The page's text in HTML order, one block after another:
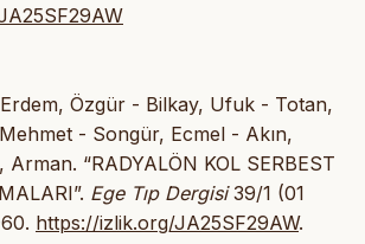
Özgür - Bilkay, Ufuk - Totan,
- Songür, Ecmel - Akın,
Arman. “RADYALÖN KOL SERBEST
Ege Tıp Dergisi39/1 (01
https://izlik.org/JA25SF29AW.